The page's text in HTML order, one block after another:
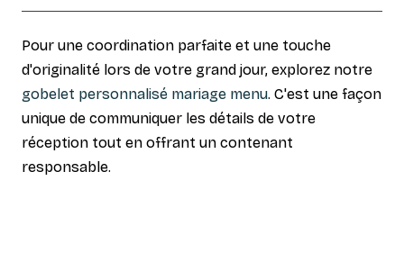
Pour une coordination parfaite et une touche
d'originalité lors de votre grand jour, explorez notre
gobelet personnalisé mariage menu. C'est une façon
unique de communiquer les détails de votre
réception tout en offrant un contenant
responsable.